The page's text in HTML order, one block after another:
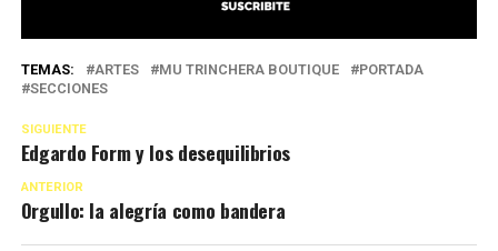
TEMAS: ARTES MU TRINCHERA BOUTIQUE
PORTADA
SECCIONES
SIGUIENTE
Edgardo Form y los desequilibrios
ANTERIOR
Orgullo: la alegría como bandera